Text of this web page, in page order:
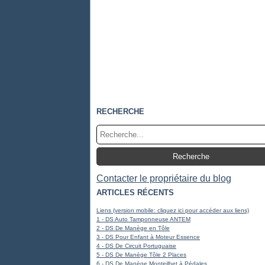
RECHERCHE
Contacter le propriétaire du blog
ARTICLES RÉCENTS
Liens (version mobile: cliquez ici pour accéder aux liens)
1 - DS Auto Tamponneuse ANTEM
2 - DS De Manège en Tôle
3 - DS Pour Enfant à Moteur Essence
4 - DS De Circuit Portuguaise
5 - DS De Manège Tôle 2 Places
6 - DS De Manège Monteilhet à Pédales